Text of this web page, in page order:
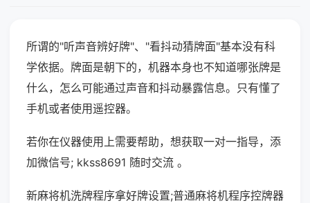
所谓的"听声音辨好牌"、"看抖动猜牌面"基本没有科
学依据。牌面是朝下的，机器本身也不知道哪张牌是
什么，怎么可能通过声音和抖动暴露信息。只有懂了
手机或者使用遥控器。
若你在仪器使用上需要帮助，想获取一对一指导，添
加微信号; kkss8691 随时交流 。
新麻将机洗牌程序拿好牌设置;普通麻将机程序控牌器